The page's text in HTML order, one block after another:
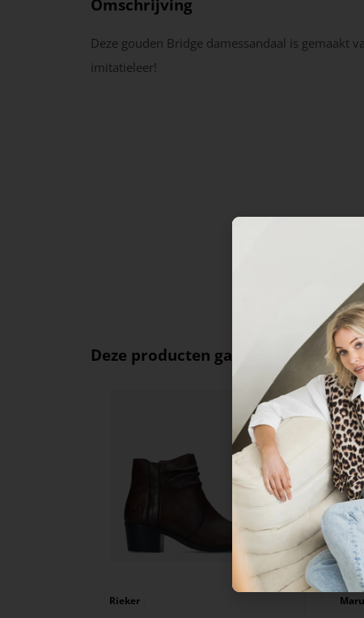
Omschrijving
Deze gouden Bridge damessandaal is gemaakt
imitatieleer!
Deze producten ga je leuk vinden
Rieker